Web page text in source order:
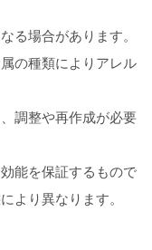
る場合があります。
の種類によりアレル
調整や再作成が必要
能を保証するもので
より異なります。